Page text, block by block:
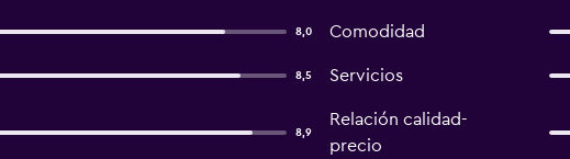
8,0 Comodidad
8,5 Servicios
8,9
Relación calidad-
precio